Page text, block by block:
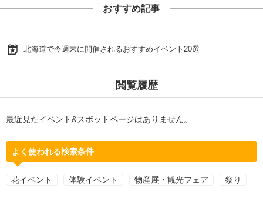
おすすめ記事
北海道で今週末に開催されるおすすめイベント20選
閲覧履歴
最近見たイベント&スポットページはありません。
よく使われる検索条件
花イベント 体験イベント 物産展・観光フェア 祭り